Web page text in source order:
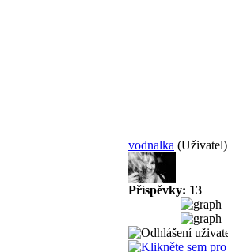
vodnalka (Uživatel)
Příspěvky: 13